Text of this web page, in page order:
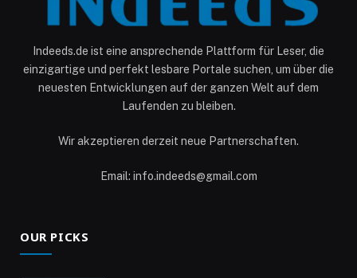
Indeeds.de ist eine ansprechende Plattform für Leser, die
einzigartige und perfekt lesbare Portale suchen, um über die
neuesten Entwicklungen auf der ganzen Welt auf dem
Laufenden zu bleiben.
Wir akzeptieren derzeit neue Partnerschaften.
Email: info.indeeds@gmail.com
OUR PICKS